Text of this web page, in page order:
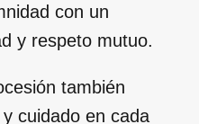
con un
y respeto mutuo.
también
cuidado en cada